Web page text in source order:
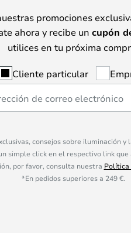
promociones
ahora y recibe un cupón
utilices en tu próxima
Cliente particular
consejos sobre iluminación
simple click en el respectivo link
por favor, consulta nuestra Política
*En pedidos superiores a 249 €.